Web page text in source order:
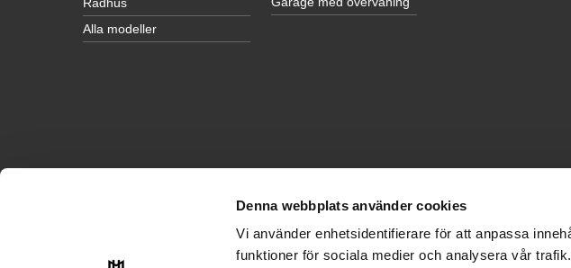
Denna webbplats använder cookies
Vi använder enhetsidentifierare för att anpassa
funktioner för sociala medier och analysera vår
Alla modeller
Garageinspiration